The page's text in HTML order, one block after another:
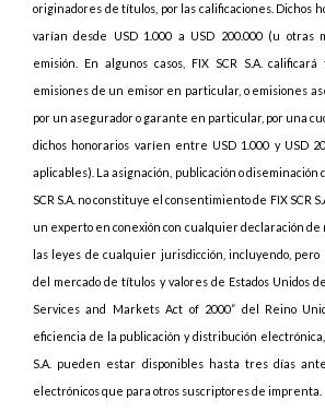
originadores de títulos, por las calificaciones. Dichos
varían desde USD 1.000 a USD 200.000 (u otras
emisión. En algunos casos, FIX SCR S.A.
emisiones de un emisor en particular, o emisiones
por un asegurador o garante en particular, por una
dichos honorarios varíen entre USD 1.000 y USD
aplicables). La asignación, publicación o diseminación
SCR S.A. no constituye el consentimiento de FIX SCR
un experto en conexión con cualquier declaración
las leyes de cualquier jurisdicción, incluyendo,
del mercado de títulos y valores de Estados Unidos
Services and Markets Act of 2000” del Reino
eficiencia de la publicación y distribución electrónica,
S.A. pueden estar disponibles hasta tres días
electrónicos que para otros suscriptores de imprenta.